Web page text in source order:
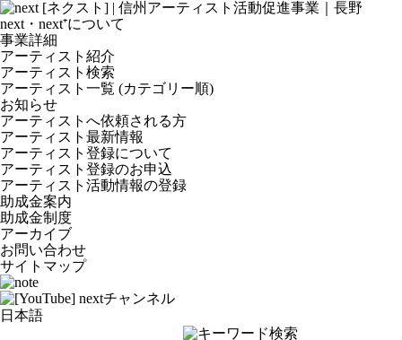
next・next⁺について
事業詳細
アーティスト紹介
アーティスト検索
アーティスト一覧 (カテゴリー順)
お知らせ
アーティストへ依頼される方
アーティスト最新情報
アーティスト登録について
アーティスト登録のお申込
アーティスト活動情報の登録
助成金案内
助成金制度
アーカイブ
お問い合わせ
サイトマップ